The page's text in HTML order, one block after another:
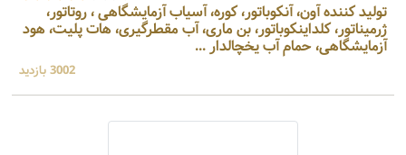
تولید کننده آون، آنکوباتور، کوره، آسیاب آزمایشگاهی ، روتاتور،
ژرمیناتور، کلداینکوباتور، بن ماری، آب مقطرگیری، هات پلیت، هود
آزمایشگاهی، حمام آب یخچالدار ...
3002 بازدید